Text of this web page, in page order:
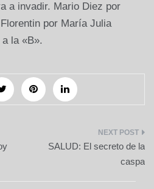
a invadir. Mario Diez por
por María Julia
la «B».
SALUD: El secreto de la
caspa